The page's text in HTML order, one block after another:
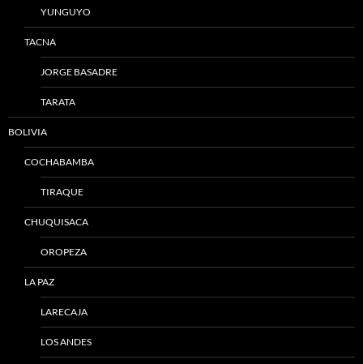
YUNGUYO
TACNA
JORGE BASADRE
TARATA
BOLIVIA
COCHABAMBA
TIRAQUE
CHUQUISACA
OROPEZA
LA PAZ
LARECAJA
LOS ANDES